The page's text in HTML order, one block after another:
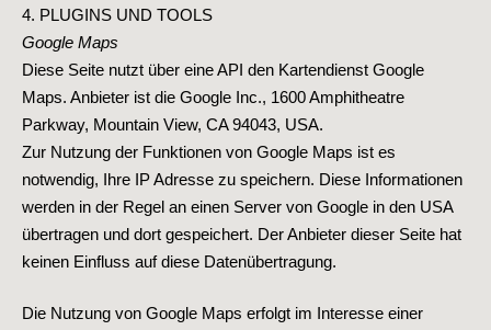
4. PLUGINS UND TOOLS
Google Maps
Diese Seite nutzt über eine API den Kartendienst Google
Maps. Anbieter ist die Google Inc., 1600 Amphitheatre
Parkway, Mountain View, CA 94043, USA.
Zur Nutzung der Funktionen von Google Maps ist es
notwendig, Ihre IP Adresse zu speichern. Diese Informationen
werden in der Regel an einen Server von Google in den USA
übertragen und dort gespeichert. Der Anbieter dieser Seite hat
keinen Einfluss auf diese Datenübertragung.
Die Nutzung von Google Maps erfolgt im Interesse einer